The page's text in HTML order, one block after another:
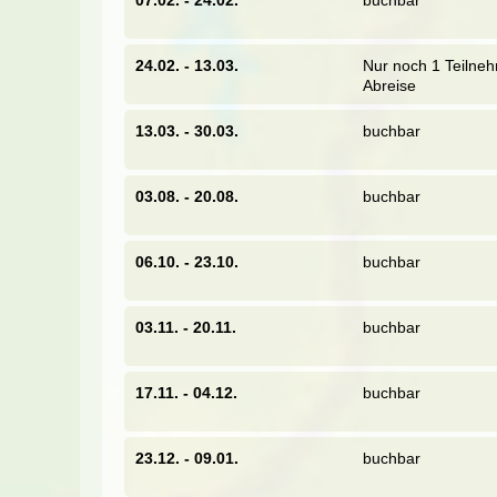
Distanz: ± 30 km
Tag 5 Radtour Ben Tre - Tra Vinh
Weiter geht
radeln und
einige schöne Märkte
zu entdecken, wo
vegetarisch oder vegan zubereitet wird.
Mekongdeltas: einmal geht es über eine
mit einer kleinen Fähre und genießen die
24.02. - 13.03.
Nur noch 1
Abreise
13.03. - 30.03. buchbar
03.08. - 20.08. buchbar
06.10. - 23.10. buchbar
03.11. - 20.11. buchbar
17.11. - 04.12. buchbar
23.12. - 09.01. buchbar